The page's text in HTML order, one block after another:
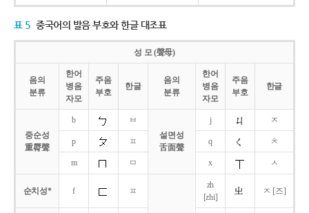
표 5 중국어의 발음 부호와 한글 대조표
성 모 (聲母)
음의
분류
한어
병음
자모
주음
부호
한글
음의
분류
한어
병음
자모
주음
부호
한글
중순성
重脣聲
b
ㅂ
설면성
舌面聲
j ㅈ
p ㅍ q ㅊ
m ㅁ x ㅅ
순치성* f ㅍ
zh
[zhi]
ㅈ [즈]